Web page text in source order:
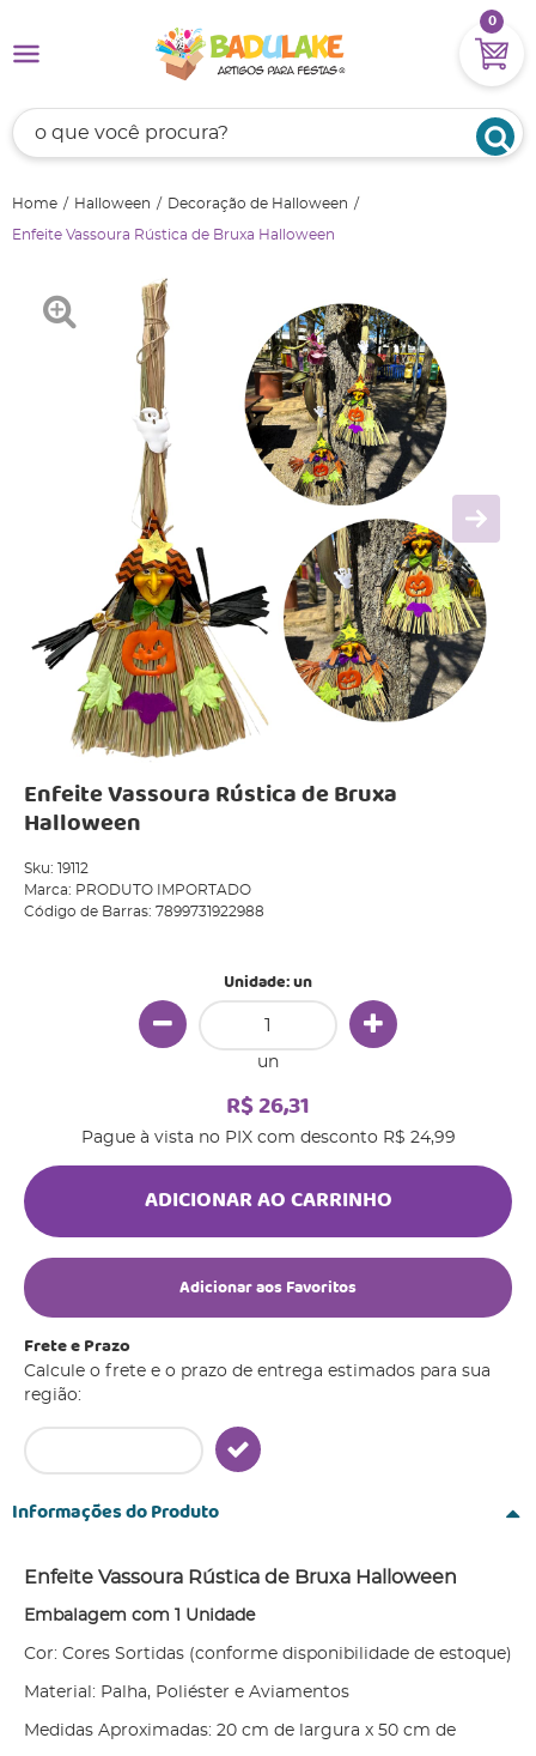
0
Home Halloween Decoração de Halloween
Enfeite Vassoura Rústica de Bruxa Halloween
Enfeite Vassoura Rústica de Bruxa
Halloween
Sku:
19112
Marca: PRODUTO IMPORTADO
Código de Barras: 7899731922988
Unidade: un
un
R$ 26,31
Pague à vista no PIX com desconto R$ 24,99
ADICIONAR AO CARRINHO
Adicionar aos Favoritos
Frete e Prazo
Calcule o frete e o prazo de entrega estimados para sua
região:
Informações do Produto
Enfeite Vassoura Rústica de Bruxa Halloween
Embalagem com 1 Unidade
Cor: Cores Sortidas (conforme disponibilidade de estoque)
Material: Palha, Poliéster e Aviamentos
Medidas Aproximadas: 20 cm de largura x 50 cm de